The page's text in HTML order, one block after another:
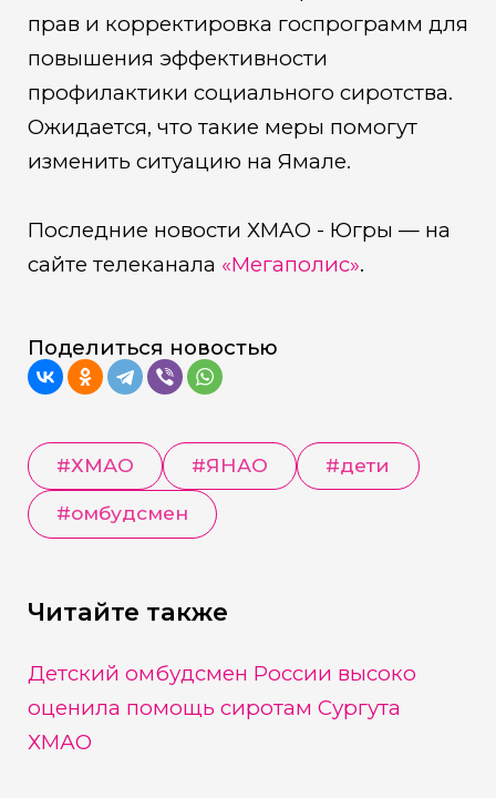
прав и корректировка госпрограмм для
повышения эффективности
профилактики социального сиротства.
Ожидается, что такие меры помогут
изменить ситуацию на Ямале.
Последние новости ХМАО - Югры — на
сайте телеканала «Мегаполис».
Поделиться новостью
#ХМАО #ЯНАО #дети
#омбудсмен
Читайте также
Детский омбудсмен России высоко
оценила помощь сиротам Сургута
ХМАО